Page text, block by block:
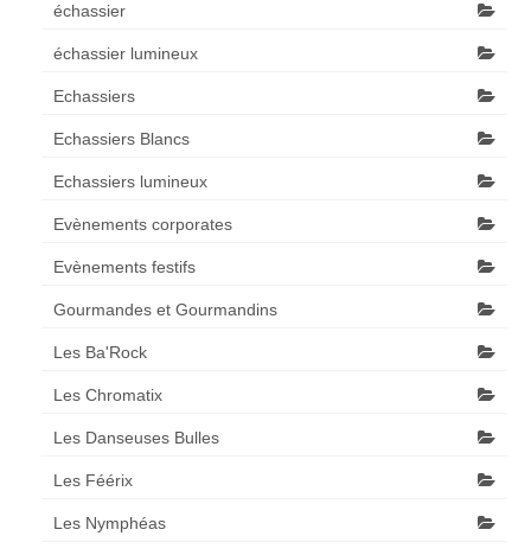
échassier
échassier lumineux
Echassiers
Echassiers Blancs
Echassiers lumineux
Evènements corporates
Evènements festifs
Gourmandes et Gourmandins
Les Ba'Rock
Les Chromatix
Les Danseuses Bulles
Les Féérix
Les Nymphéas